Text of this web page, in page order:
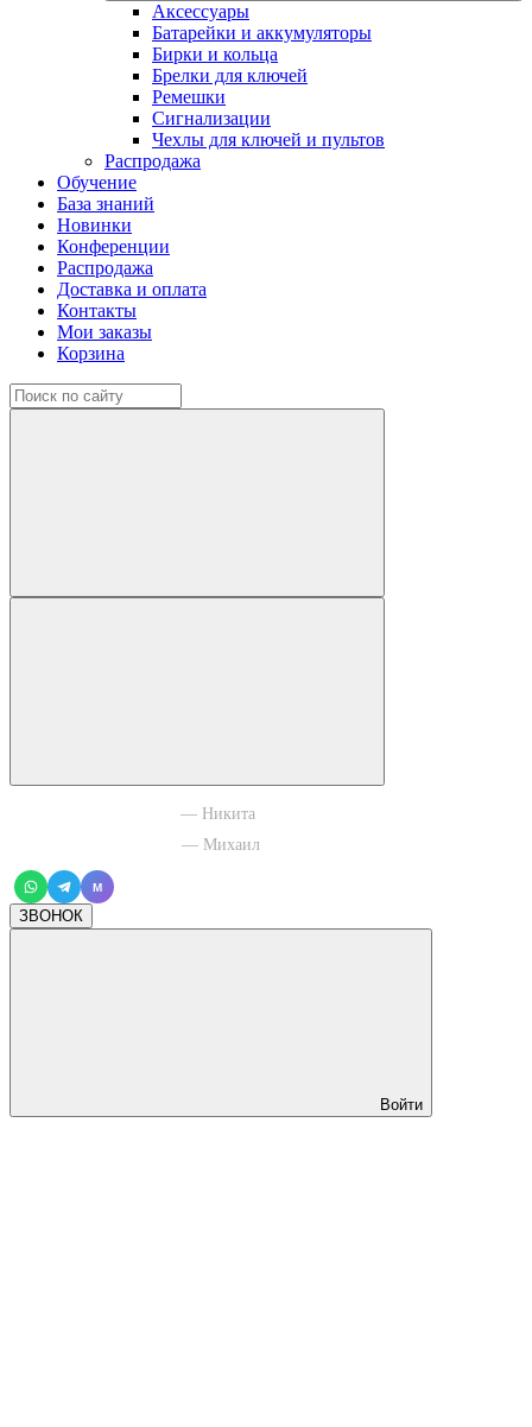
Аксессуары
Батарейки и аккумуляторы
Бирки и кольца
Брелки для ключей
Ремешки
Сигнализации
Чехлы для ключей и пультов
Распродажа
Обучение
База знаний
Новинки
Конференции
Распродажа
Доставка и оплата
Контакты
Мои заказы
Корзина
— Никита
— Михаил
M
ЗВОНОК
Войти